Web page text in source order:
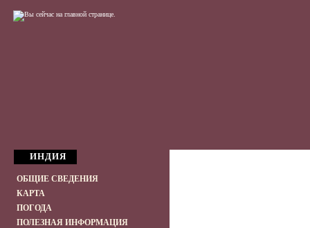
ИНДИЯ
ОБЩИЕ СВЕДЕНИЯ
КАРТА
ПОГОДА
ПОЛЕЗНАЯ ИНФОРМАЦИЯ